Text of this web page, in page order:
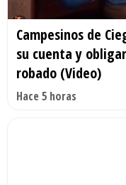
Campesinos de
su cuenta y
robado (Video)
Hace 5 horas